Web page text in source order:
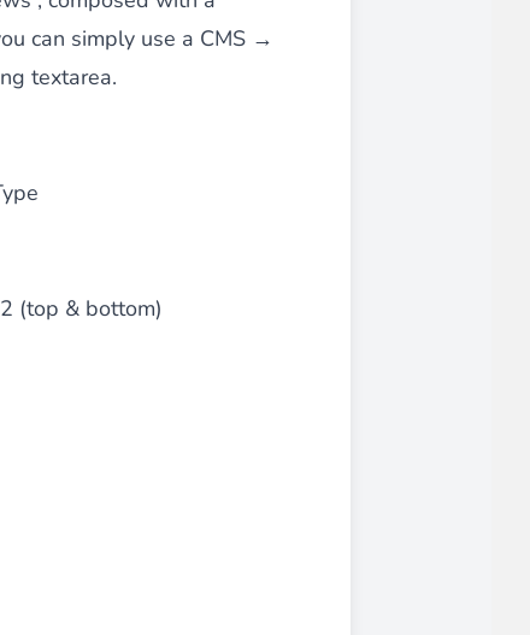
paiements CB en 1x, 2x, 3x et 4x...
can simply use a CMS →
textarea.
(top & bottom)